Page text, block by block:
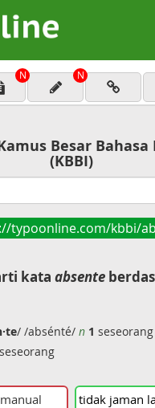
N N
Besar Bahasa
(KBBI)
typoonline.com/kbbi/
kata absente
/ /absénté/ n 1
tidak jaman